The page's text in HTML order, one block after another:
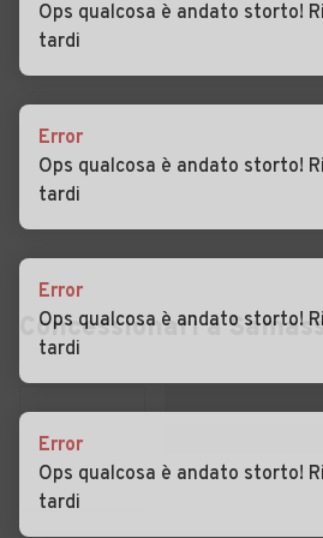
Auto usate Serramanna
Auto usate Tuili
Auto usate Ussaramanna
Auto usate Villanovafranca
Concessionari a
Ops qualcosa è andato storto!
tardi
Error
Ops qualcosa è andato storto!
tardi
Error
Ops qualcosa è andato storto!
tardi
Error
Ops qualcosa è andato storto!
tardi